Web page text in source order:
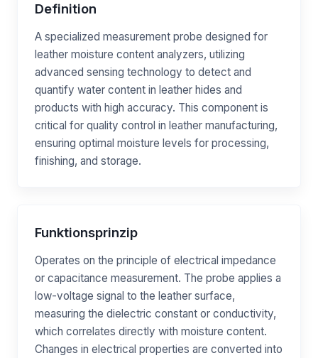
Definition
A specialized measurement probe designed for
leather moisture content analyzers, utilizing
advanced sensing technology to detect and
quantify water content in leather hides and
products with high accuracy. This component is
critical for quality control in leather manufacturing,
ensuring optimal moisture levels for processing,
finishing, and storage.
Funktionsprinzip
Operates on the principle of electrical impedance
or capacitance measurement. The probe applies a
low-voltage signal to the leather surface,
measuring the dielectric constant or conductivity,
which correlates directly with moisture content.
Changes in electrical properties are converted into